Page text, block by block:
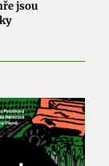
jsou